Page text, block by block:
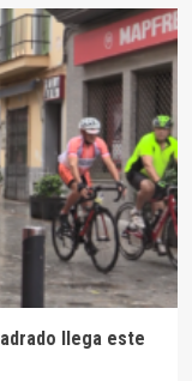
llega este